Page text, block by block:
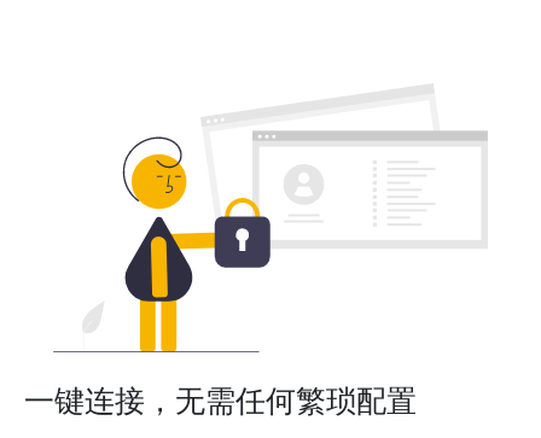
一键连接，无需任何繁琐配置